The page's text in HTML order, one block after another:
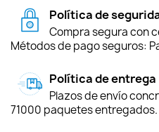
Política de
Compra segura con
Métodos de pago seguros:
Política de entrega
Plazos de envío
71000 paquetes entregados.